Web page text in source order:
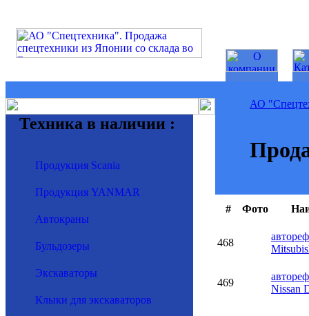
Техника в наличии :
Продукция Scania
Продукция YANMAR
Автокраны
Бульдозеры
Экскаваторы
Клыки для экскаваторов
АО
# Фото
468
469
Nissan